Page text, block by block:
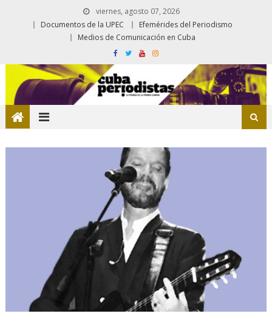
viernes, agosto 07, 2026
Documentos de la UPEC
Efemérides del Periodismo
Medios de Comunicación en Cuba